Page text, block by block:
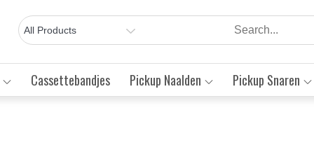
Cassettebandjes Pickup Naalden Pickup Snaren